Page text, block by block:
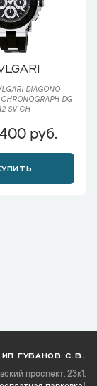
DIAGONO
DG
SV CH
руб.
ИП ГУБАНОВ С.В.
проспект, 23к1,